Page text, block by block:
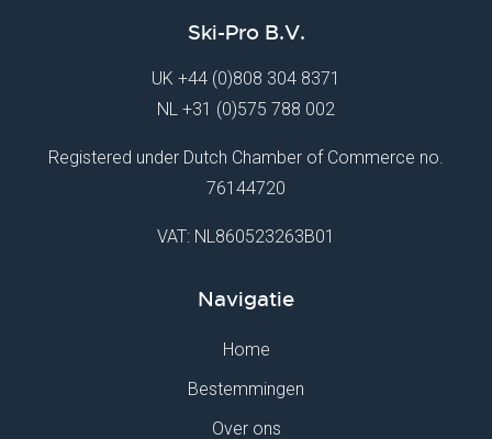
Ski-Pro B.V.
UK +44 (0)808 304 8371
NL +31 (0)575 788 002
Registered under Dutch Chamber of Commerce no.
76144720
VAT: NL860523263B01
Navigatie
Home
Bestemmingen
Over ons